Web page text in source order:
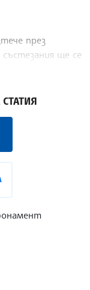
през
ще се